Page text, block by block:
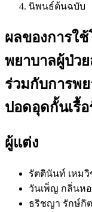
นิพนธ์ต้นฉบับ
ผลของการใ
พยาบาลผู้ป่ว
ร่วมกับการพ
ปอดอุดกั้นเรื้อ
ผู้แต่ง
รัตตินันท์ เหม
วันเพ็ญ กลิ่นห
ธริชญา รักษ์กิ